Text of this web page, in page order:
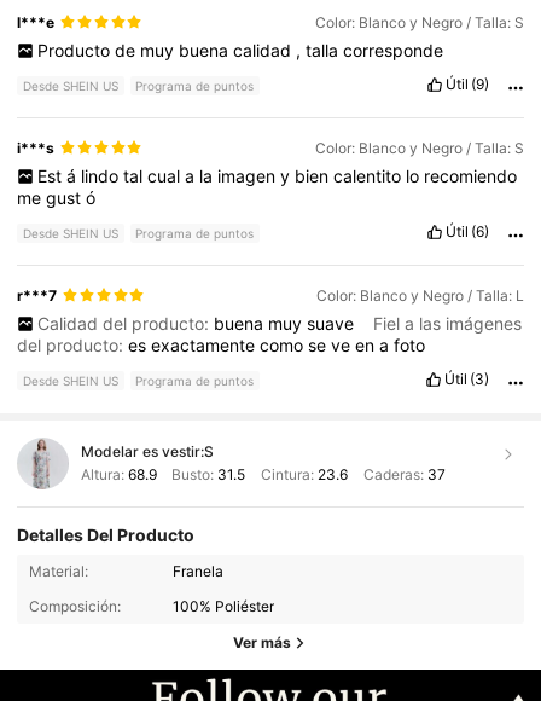
l***e Color: Blanco y Negro / Talla: S
Producto de muy buena calidad , talla corresponde
Desde SHEIN US Programa de puntos Útil (9)
i***s Color: Blanco y Negro / Talla: S
Est á lindo tal cual a la imagen y bien calentito lo recomiendo
megustó
Desde SHEIN US Programa de puntos Útil (6)
r***7 Color: Blanco y Negro / Talla: L
Calidad del producto: buena muy suave
Fiel a las imágenes
del producto:esexactamentecomoseveenafoto
Desde SHEIN US Programa de puntos Útil (3)
Modelar es vestir:S
Altura: 68.9 Busto: 31.5 Cintura: 23.6 Caderas: 37
Detalles Del Producto
Material:
Franela
Composición:
100% Poliéster
Ver más